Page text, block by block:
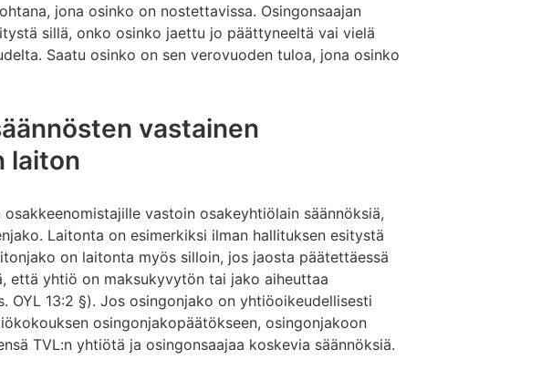
jona osinko on nostettavissa. Osingonsaajan
sillä, onko osinko jaettu jo päättyneeltä vai vielä
Saatu osinko on sen verovuoden tuloa, jona osinko
vastainen
laiton
vastoin osakeyhtiölain säännöksiä,
Laitonta on esimerkiksi ilman hallituksen esitystä
on laitonta myös silloin, jos jaosta päätettäessä
että yhtiö on maksukyvytön tai jako aiheuttaa
OYL 13:2 §). Jos osingonjako on yhtiöoikeudellisesti
osingonjakopäätökseen, osingonjakoon
TVL:n yhtiötä ja osingonsaajaa koskevia säännöksiä.